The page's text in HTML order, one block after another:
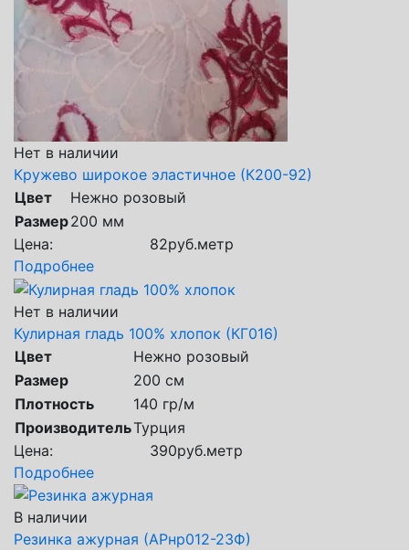
Нет в наличии
Кружево широкое эластичное (К200-92)
Цвет
Нежно розовый
Размер200 мм
Цена:
82руб.метр
Подробнее
Нет в наличии
Кулирная гладь 100% хлопок (КГ016)
Цвет
Нежно розовый
Размер
200 см
Плотность
140 гр/м
ПроизводительТурция
Цена:
390руб.метр
Подробнее
В наличии
Резинка ажурная (АРнр012-23Ф)